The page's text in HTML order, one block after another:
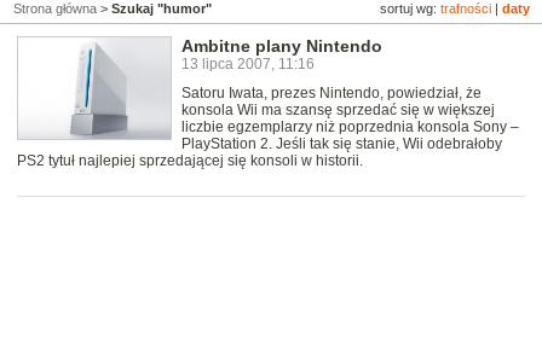
sortuj wg: trafności daty
Strona główna > Szukaj "humor"
Ambitne plany Nintendo
13 lipca 2007, 11:16
Satoru Iwata, prezes Nintendo, powiedział, że
konsola Wii ma szansę sprzedać się w większej
liczbie egzemplarzy niż poprzednia konsola Sony –
PlayStation 2. Jeśli tak się stanie, Wii odebrałoby
PS2 tytuł najlepiej sprzedającej się konsoli w historii.